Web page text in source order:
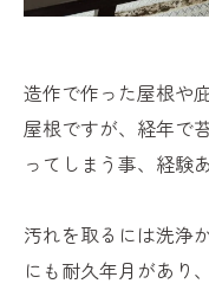
造作で作った屋根や
屋根ですが、経年で
ってしまう事、経験
汚れを取るには洗浄
にも耐久年月があり